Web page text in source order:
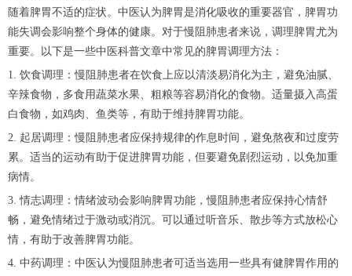
随着脾胃不适的症状。中医认为脾胃是消化吸收的重要器官，脾胃功
能失调会影响整个身体的健康。对于慢阻肺患者来说，调理脾胃尤为
重要。以下是一些中医科普文章中常见的脾胃调理方法：
1. 饮食调理：慢阻肺患者在饮食上应以清淡易消化为主，避免油腻、
辛辣食物，多食用蔬菜水果、粗粮等容易消化的食物。适量摄入高蛋
白食物，如鸡肉、鱼类等，有助于维持脾胃功能。
2. 起居调理：慢阻肺患者应保持规律的作息时间，避免熬夜和过度劳
累。适当的运动有助于促进脾胃功能，但要避免剧烈运动，以免加重
病情。
3. 情志调理：情绪波动会影响脾胃功能，慢阻肺患者应保持心情舒
畅，避免情绪过于激动或消沉。可以通过听音乐、散步等方式放松心
情，有助于改善脾胃功能。
4. 中药调理：中医认为慢阻肺患者可适当选用一些具有健脾胃作用的